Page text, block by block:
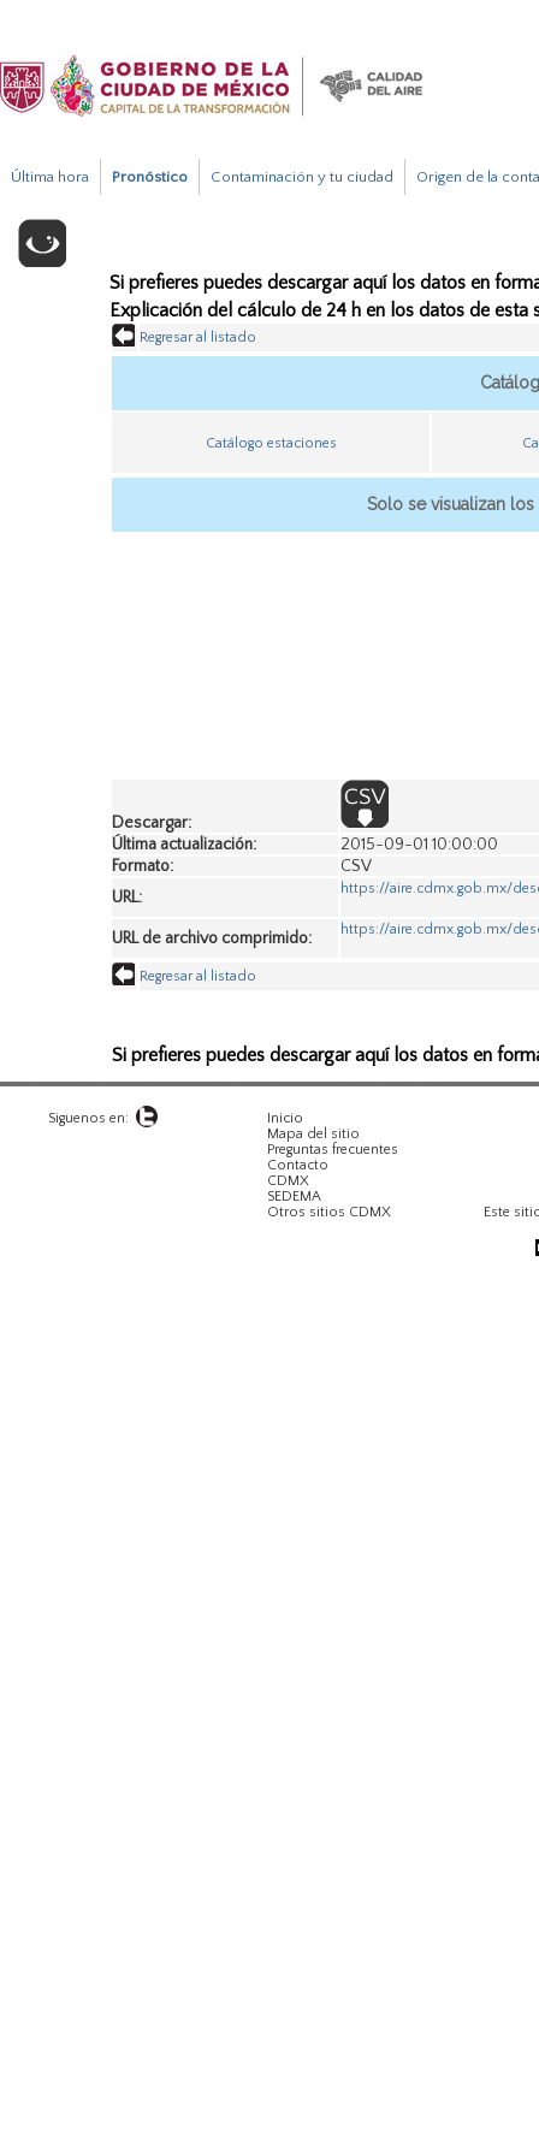
Última hora Pronóstico Contaminación y tu ciudad Origen de la
Si prefieres puedes descargar aquí los datos en
Explicación del cálculo de 24 h en los datos de esta
Regresar al listado
Catálogo estaciones
Solo se visualizan
Descargar:
Última actualización:
2015-09-01 10:00:00
Formato:
CSV
URL:
https://aire.cdmx.gob.mx/
URL de archivo comprimido: https://aire.cdmx.gob.mx/
Regresar al listado
Si prefieres puedes descargar aquí los datos en
Siguenos en:
Inicio
Mapa del sitio
Preguntas frecuentes
Contacto
CDMX
SEDEMA
Otros sitios CDMX
Este